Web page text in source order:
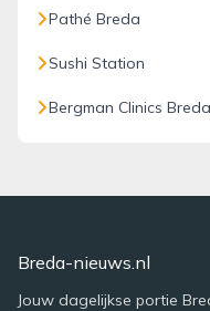
Pathé Breda
Sushi Station
Bergman Clinics Breda
Breda-nieuws.nl
Jouw dagelijkse portie